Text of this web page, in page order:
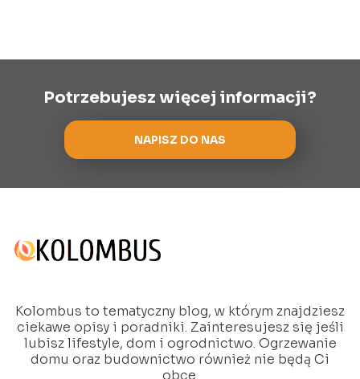
Potrzebujesz więcej informacji?
NAPISZ DO NAS
Kolombus to tematyczny blog, w którym znajdziesz
ciekawe opisy i poradniki. Zainteresujesz się jeśli
lubisz lifestyle, dom i ogrodnictwo. Ogrzewanie
domu oraz budownictwo również nie będą Ci
obce.